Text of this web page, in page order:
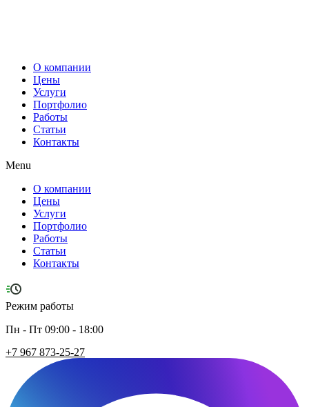
О компании
Цены
Услуги
Портфолио
Работы
Статьи
Контакты
Menu
О компании
Цены
Услуги
Портфолио
Работы
Статьи
Контакты
Режим работы
Пн - Пт 09:00 - 18:00
+7 967 873-25-27